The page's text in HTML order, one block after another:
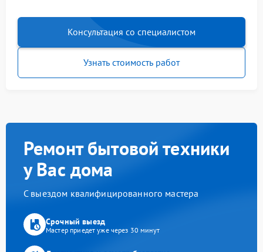
Консультация со специалистом
Узнать стоимость работ
Ремонт бытовой техники
у Вас дома
С выездом квалифицированного мастера
Срочный выезд
Мастер приедет уже через 30 минут